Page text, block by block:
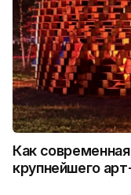
Как
крупнейшего